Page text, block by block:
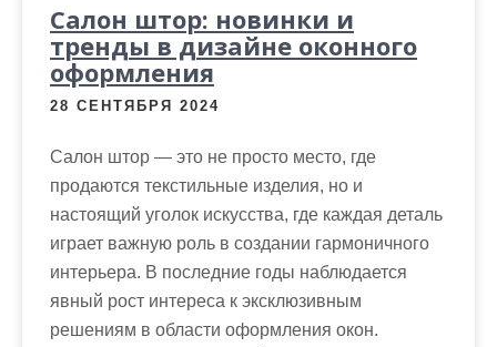
Салон штор: новинки и
тренды в дизайне оконного
оформления
28 СЕНТЯБРЯ 2024
Салон штор — это не просто место, где
продаются текстильные изделия, но и
настоящий уголок искусства, где каждая деталь
играет важную роль в создании гармоничного
интерьера. В последние годы наблюдается
явный рост интереса к эксклюзивным
решениям в области оформления окон.